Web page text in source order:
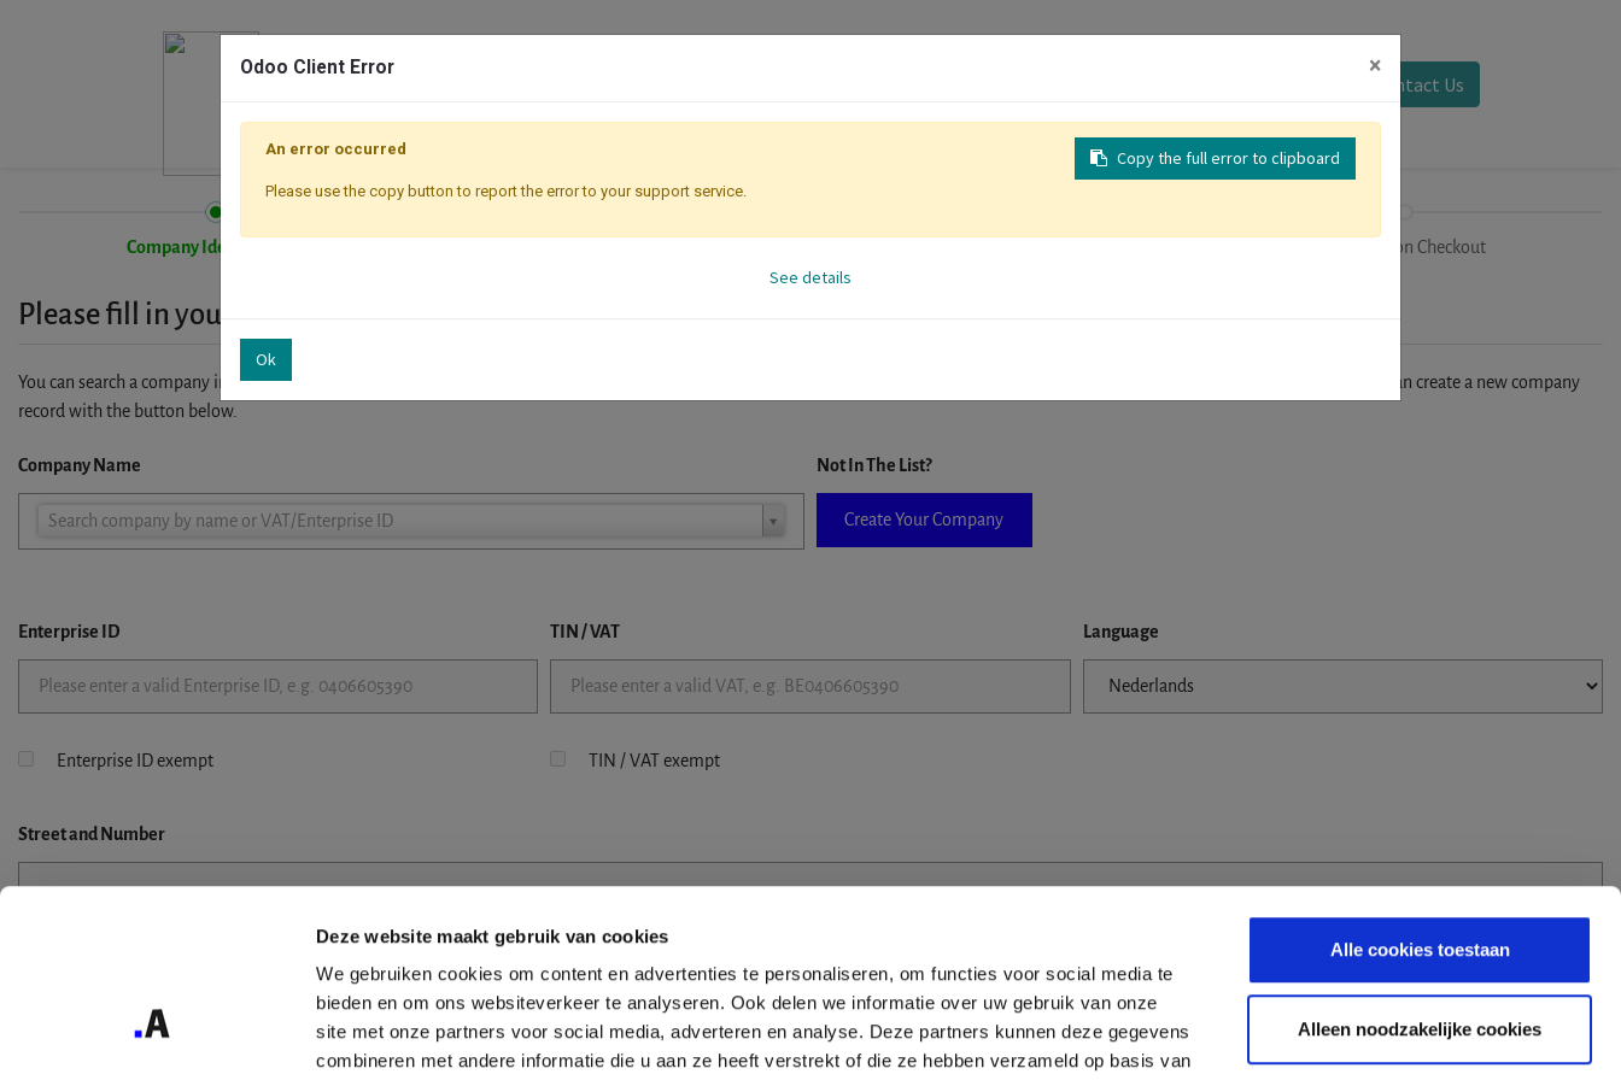
Deze website maakt gebruik van cookies
We gebruiken cookies om content en advertenties te personaliseren, om functies voor social media te
bieden en om ons websiteverkeer te analyseren. Ook delen we informatie over uw gebruik van onze
site met onze partners voor social media, adverteren en analyse. Deze partners kunnen deze gegevens
combineren met andere informatie die u aan ze heeft verstrekt of die ze hebben verzameld op basis van
Alle cookies toestaan
Alleen noodzakelijke cookies
Contact Us
Company Identification Registration Checkout
Please fill in your company details
You can search a company in our database by name, VAT or enterprise ID. When a company is selected it will auto-complete the form. If you don't find your company in our database, you can create a new company
record with the button below.
Company Name
Search company by name or VAT/Enterprise ID
Company
Not In The List?
Create Your Company
Enterprise ID TIN / VAT Language
Enterprise ID exempt TIN / VAT exempt
Streetand Number
Odoo Client Error ×
Copy the full error to clipboard
An error occurred
Please use the copy button to report the error to your support service.
See details
Ok